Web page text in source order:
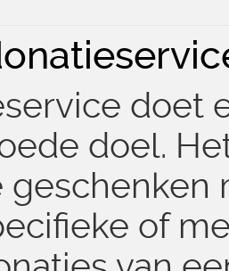
doet
doel.
geschenken
of